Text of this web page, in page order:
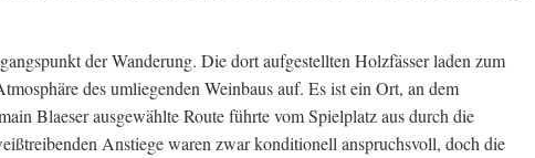
der Wanderung. Die dort aufgestellten Holzfässer laden zum
des umliegenden Weinbaus auf. Es ist ein Ort, an dem
Blaeser ausgewählte Route führte vom Spielplatz aus durch die
Anstiege waren zwar konditionell anspruchsvoll, doch die